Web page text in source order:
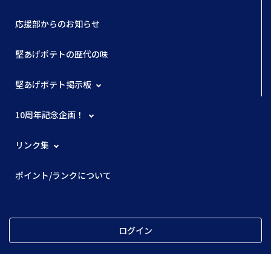
応援部からのお知らせ
堅あげポテトの歴代の味
堅あげポテト掲示板
10周年記念企画！
リンク集
ポイント/ランクについて
ログイン